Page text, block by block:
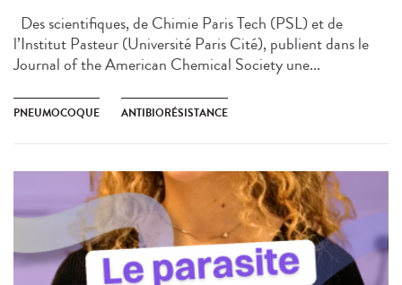
Des scientifiques, de Chimie Paris Tech (PSL) et de
l’Institut Pasteur (Université Paris Cité), publient dans le
Journal of the American Chemical Society une...
PNEUMOCOQUE ANTIBIORÉSISTANCE